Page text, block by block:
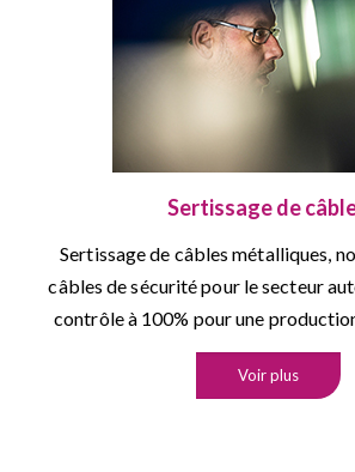
Sertissage de
Sertissage de câbles métalliques,
câbles de sécurité pour le secteur
contrôle à 100% pour une
Voir plus